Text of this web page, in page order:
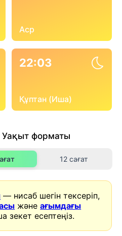
Аср
22:03
Құптан (Иша)
Уақыт форматы
12 сағат
— нисаб шегін тексеріп,
жәнеағымдағы
зекет есептеңіз.